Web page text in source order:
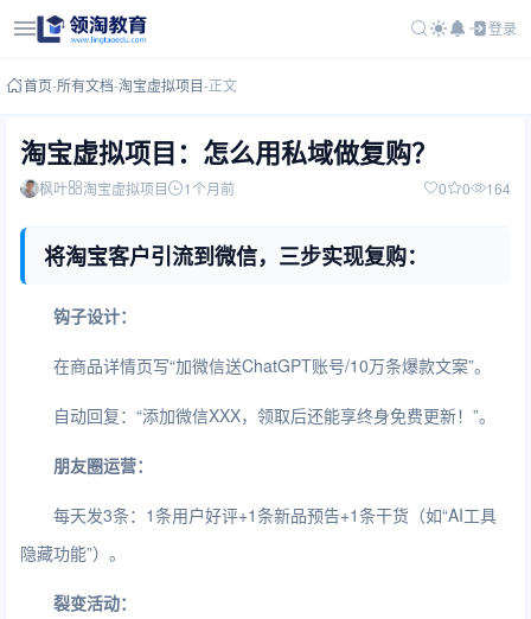
登录
首页-所有文档-淘宝虚拟项目-正文
淘宝虚拟项目：怎么用私域做复购？
枫叶 淘宝虚拟项目 1个月前 0 0 164
将淘宝客户引流到微信，三步实现复购：
钩子设计：
在商品详情页写“加微信送ChatGPT账号/10万条爆款文案”。
自动回复：“添加微信XXX，领取后还能享终身免费更新！”。
朋友圈运营：
每天发3条：1条用户好评+1条新品预告+1条干货（如“AI工具
隐藏功能”）。
裂变活动：